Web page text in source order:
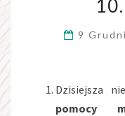
9
Dzisiejsza
pomocy